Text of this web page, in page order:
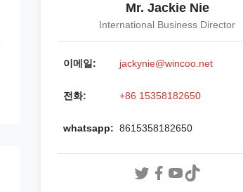
Mr. Jackie Nie
International Business Director
이메일: jackynie@wincoo.net
전화: +86 15358182650
whatsapp: 8615358182650